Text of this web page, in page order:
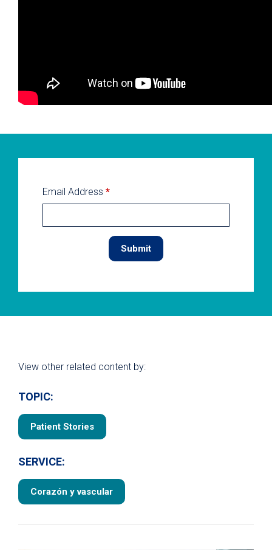
Email Address *
View other related content by:
TOPIC:
Patient Stories
SERVICE:
Corazón y vascular